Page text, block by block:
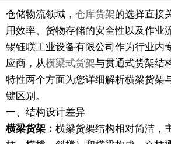
仓储物流领域， 仓库货架的选择直接
用效率、货物存储的安全性以及作业
锡钰联工业设备有限公司作为行业内
应商，从横梁式货架与贯通式货架结
特性两个方面为您详细解析横梁货架
键区别。
一、结构设计差异
横梁货架： 横梁货架结构相对简洁，